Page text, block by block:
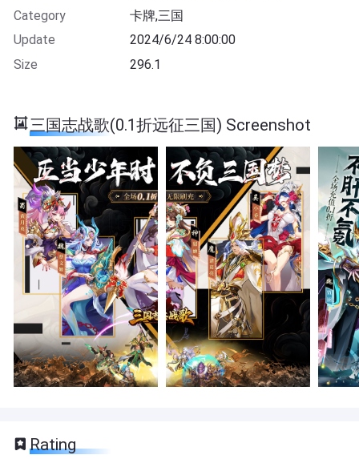
Category
卡牌,三国
Update
2024/6/24 8:00:00
Size
296.1
三国志战歌(0.1折远征三国) Screenshot
Rating